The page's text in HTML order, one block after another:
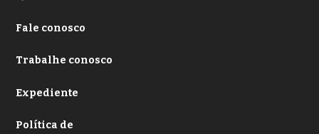
Fale conosco
Trabalhe conosco
Expediente
Política de